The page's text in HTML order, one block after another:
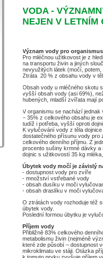
VODA -
NEJEN V LETNÍM
Význam vody pro organismus
Pro mléčnou užitkovost je z
na transportu živin a jiných
nevyužitých látek (močí,
Ztráta 20 % z obsahu vody v
Obsah vody u mléčného skotu
vyšší obsah vody (asi 69%),
hubených, mladší zvířata mají
V organismu se nachází
– 35% z celkového obsahu je
tudíž i potřeba, vyšší oproti
K vylučování vody z těla
dostatečného přísunu vody pro
celkového denního příjmu. Z
procento sušiny krmné dávky a
dojnic s užitkovostí 35 kg
Úbytek vody močí je závislý
- dostupnost vody pro zvíře
- množství vstřebané vody
- obsah dusíku v moči
- obsah draslíku v moči
O ztrátách vody rozhoduje též
úbytek vody.
Poslední formou úbytku je
Příjem vody
Přibližně 83% celkového
metabolismu živin (nejméně
které zde působí – dostupnost
mikroklimatu ve stáji. Otázka